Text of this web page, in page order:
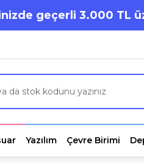
geçerli 3.000 TL
Yazılım Çevre Birimi